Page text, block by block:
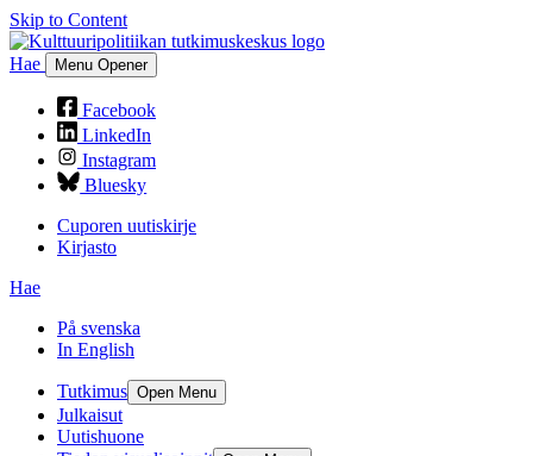
Skip to Content
Hae Menu Opener
Facebook
LinkedIn
Instagram
Bluesky
Cuporen uutiskirje
Kirjasto
Hae
På svenska
In English
Tutkimus Open Menu
Julkaisut
Uutishuone